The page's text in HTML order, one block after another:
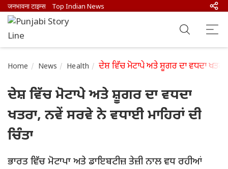
जनभावना टाइम्स Top Indian News
Home News Health ਦੇਸ਼ ਵਿੱਚ ਮੋਟਾਪੇ ਅਤੇ ਸ਼ੂਗਰ ਦਾ ਵਧਦਾ
ਦੇਸ਼ ਵਿੱਚ ਮੋਟਾਪੇ ਅਤੇ ਸ਼ੂਗਰ ਦਾ ਵਧਦਾ
ਖਤਰਾ, ਨਵੇਂ ਸਰਵੇ ਨੇ ਵਧਾਈ ਮਾਹਿਰਾਂ ਦੀ
ਚਿੰਤਾ
ਭਾਰਤ ਵਿੱਚ ਮੋਟਾਪਾ ਅਤੇ ਡਾਇਬਟੀਜ਼ ਤੇਜ਼ੀ ਨਾਲ ਵਧ ਰਹੀਆਂ